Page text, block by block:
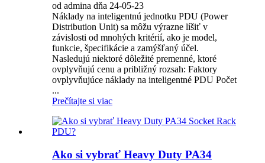
od admina dňa 24-05-23
Náklady na inteligentnú jednotku PDU (Power
Distribution Unit) sa môžu výrazne líšiť v
závislosti od mnohých kritérií, ako je model,
funkcie, špecifikácie a zamýšľaný účel.
Nasledujú niektoré dôležité premenné, ktoré
ovplyvňujú cenu a približný rozsah: Faktory
ovplyvňujúce náklady na inteligentné PDU Počet
...
Prečítajte si viac
Ako si vybrať Heavy Duty PA34